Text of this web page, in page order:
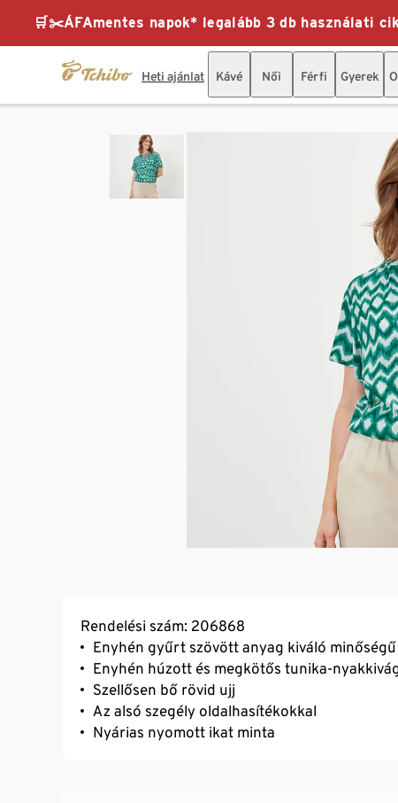
🛒✂️ÁFAmentes napok* legalább 3 db használati
Heti ajánlat Kávé Női Férfi Gyerek
Rendelési szám: 206868
Enyhén gyűrt szövött anyag kiváló
Enyhén húzott és megkötős tunika-
Szellősen bő rövid ujj
Az alsó szegély oldalhasítékokkal
Nyárias nyomott ikat minta